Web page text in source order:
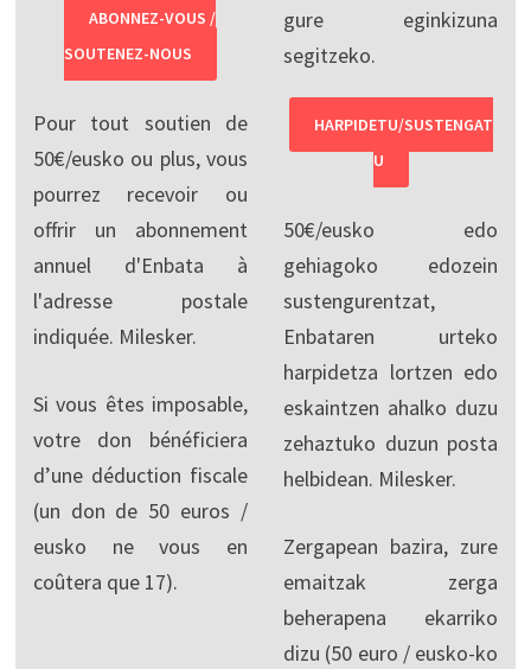
ABONNEZ-VOUS /
SOUTENEZ-NOUS
Pour tout soutien de
50€/eusko ou plus, vous
pourrez recevoir ou
offrir un abonnement
annuel d'Enbata à
l'adresse postale
indiquée. Milesker.
Si vous êtes imposable,
votre don bénéficiera
d’une déduction fiscale
(un don de 50 euros /
eusko ne vous en
coûtera que 17).
gure eginkizuna
segitzeko.
HARPIDETU/SUSTENGAT
U
50€/eusko edo
gehiagoko edozein
sustengurentzat,
Enbataren urteko
harpidetza lortzen edo
eskaintzen ahalko duzu
zehaztuko duzun posta
helbidean. Milesker.
Zergapean bazira, zure
emaitzak zerga
beherapena ekarriko
dizu (50 euro / eusko-ko